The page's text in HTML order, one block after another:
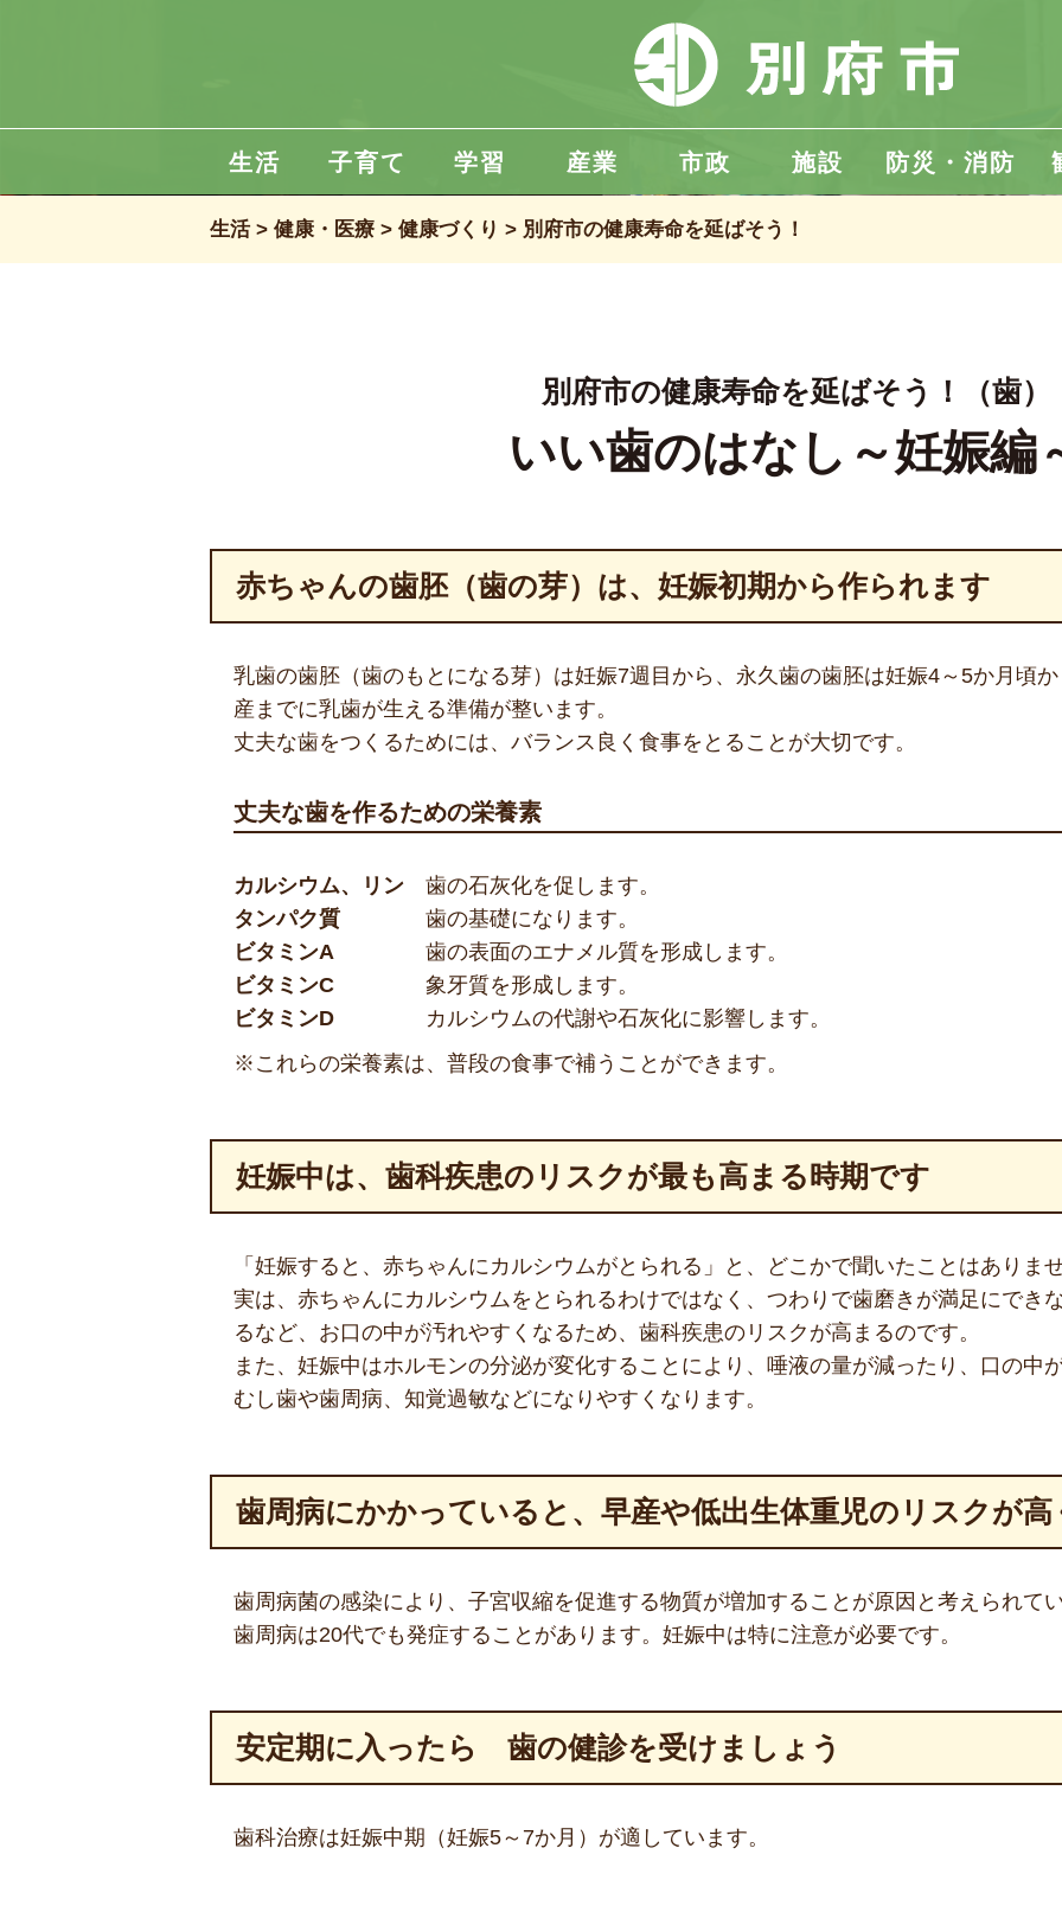
生活 子育て 学習 産業 市政 施設 防災・消防
生活 健康・医療 健康づくり 別府市の健康寿命を延ばそう！
別府市の健康寿命を延ばそう！（歯）
いい歯のはなし～妊娠編
赤ちゃんの歯胚（歯の芽）は、妊娠初期から作られます
乳歯の歯胚（歯のもとになる芽）は妊娠7週目から、永久歯の歯胚は妊娠4～5か月頃
産までに乳歯が生える準備が整います。
丈夫な歯をつくるためには、バランス良く食事をとることが大切です。
丈夫な歯を作るための栄養素
カルシウム、リン
歯の石灰化を促します。
タンパク質
歯の基礎になります。
ビタミンA
歯の表面のエナメル質を形成します。
ビタミンC
象牙質を形成します。
ビタミンD
カルシウムの代謝や石灰化に影響します。
※これらの栄養素は、普段の食事で補うことができます。
妊娠中は、歯科疾患のリスクが最も高まる時期です
「妊娠すると、赤ちゃんにカルシウムがとられる」と、どこかで聞いたことはありま
実は、赤ちゃんにカルシウムをとられるわけではなく、つわりで歯磨きが満足にでき
るなど、お口の中が汚れやすくなるため、歯科疾患のリスクが高まるのです。
また、妊娠中はホルモンの分泌が変化することにより、唾液の量が減ったり、口の中
むし歯や歯周病、知覚過敏などになりやすくなります。
歯周病にかかっていると、早産や低出生体重児のリスクが
歯周病菌の感染により、子宮収縮を促進する物質が増加することが原因と考えられて
歯周病は20代でも発症することがあります。妊娠中は特に注意が必要です。
安定期に入ったら 歯の健診を受けましょう
歯科治療は妊娠中期（妊娠5～7か月）が適しています。